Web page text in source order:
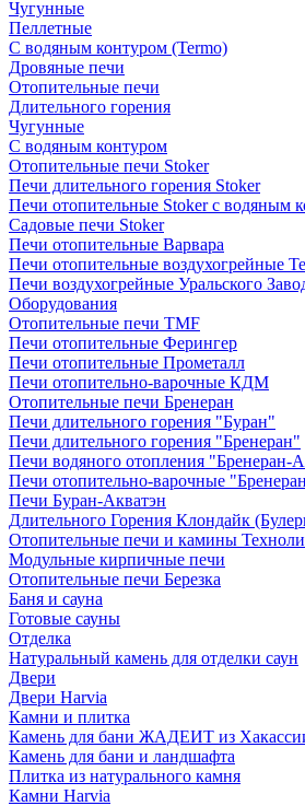
Чугунные
Пеллетные
С водяным контуром (Termo)
Дровяные печи
Отопительные печи
Длительного горения
Чугунные
C водяным контуром
Отопительные печи Stoker
Печи длительного горения Stoker
Печи отопительные Stoker с водяным
Садовые печи Stoker
Печи отопительные Варвара
Печи отопительные воздухогрейные
Печи воздухогрейные Уральского
Оборудования
Отопительные печи TMF
Печи отопительные Ферингер
Печи отопительные Прометалл
Печи отопительно-варочные КДМ
Отопительные печи Бренеран
Печи длительного горения "Буран"
Печи длительного горения "Бренеран"
Печи водяного отопления "Бренеран-
Печи отопительно-варочные
Печи Буран-Акватэн
Длительного Горения Клондайк
Отопительные печи и камины
Модульные кирпичные печи
Отопительные печи Березка
Баня и сауна
Готовые сауны
Отделка
Натуральный камень для отделки саун
Двери
Двери Harvia
Камни и плитка
Камень для бани ЖАДЕИТ из
Камень для бани и ландшафта
Плитка из натурального камня
Камни Harvia